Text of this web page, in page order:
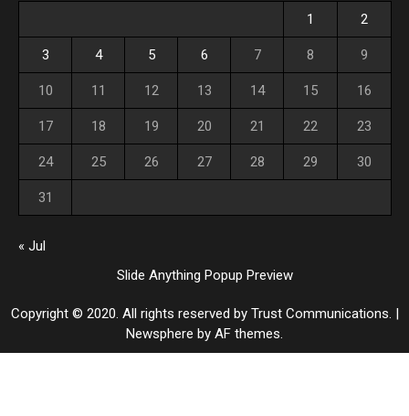
1 2
3 4 5 6 7 8 9
10 11 12 13 14 15 16
17 18 19 20 21 22 23
24 25 26 27 28 29 30
31
« Jul
Slide Anything Popup Preview
Copyright © 2020. All rights reserved by Trust Communications. |
Newsphere by AF themes.